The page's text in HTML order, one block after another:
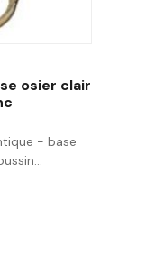
osier clair
- base